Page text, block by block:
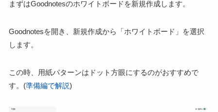
まずはGoodnotesのホワイトボードを新規作成します。
Goodnotesを開き、新規作成から「ホワイトボード」を選択
します。
この時、用紙パターンはドット方眼にするのがおすすめで
す。(準備編で解説)